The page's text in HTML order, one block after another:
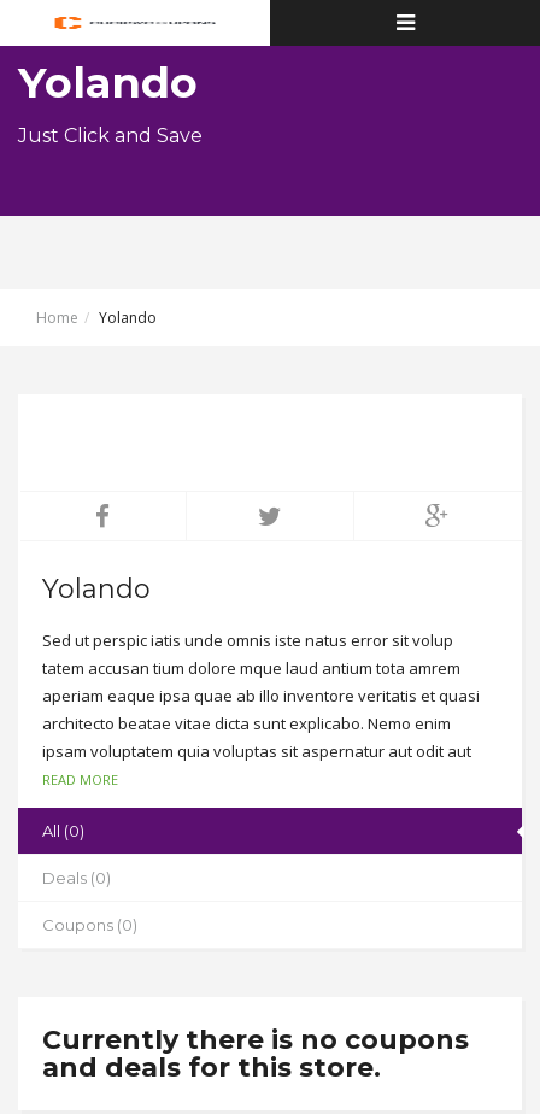
Toggle
navigation
Yolando
Just Click and Save
Home Yolando
Yolando
Sed ut perspic iatis unde omnis iste natus error sit volup
tatem accusan tium dolore mque laud antium tota amrem
aperiam eaque ipsa quae ab illo inventore veritatis et quasi
architecto beatae vitae dicta sunt explicabo. Nemo enim
ipsam voluptatem quia voluptas sit aspernatur aut odit aut
fugit, sed quia consequuntur magni dolores eos qui ratione
voluptatem sequi nesciunt. Neque porro quisquam est, qui
dolorem ipsum quia dolor sit amet, consectetur, adipisci velit,
et dolore magnam aliquam quaerat voluptatem.
READ MORE
All (0)
Deals (0)
Coupons (0)
Currently there is no coupons
and deals for this store.